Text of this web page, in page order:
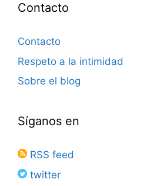
Contacto
Contacto
Respeto a la intimidad
Sobre el blog
Síganos en
RSS feed
twitter